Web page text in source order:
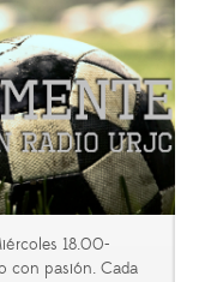
18.00-
con pasión. Cada